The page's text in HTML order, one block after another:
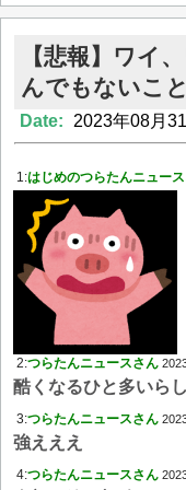
【悲報】ワイ
んでもないこ
Date: 2023年08月
1:はじめのつらたんニュー
2:つらたんニュースさん
酷くなるひと多いら
3:つらたんニュースさん
強えええ
4:つらたんニュースさん